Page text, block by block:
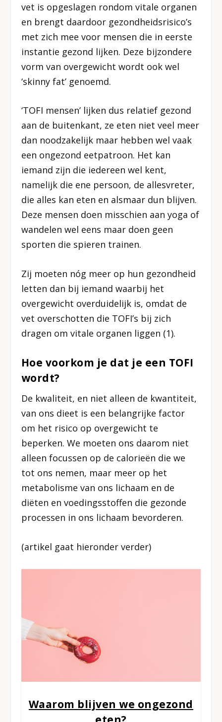
vet is opgeslagen rondom vitale organen
en brengt daardoor gezondheidsrisico’s
met zich mee voor mensen die in eerste
instantie gezond lijken. Deze bijzondere
vorm van overgewicht wordt ook wel
‘skinny fat’ genoemd.
‘TOFI mensen’ lijken dus relatief gezond
aan de buitenkant, ze eten niet veel meer
dan noodzakelijk maar hebben wel vaak
een ongezond eetpatroon. Het kan
iemand zijn die iedereen wel kent,
namelijk die ene persoon, de allesvreter,
die alles kan eten en alsmaar dun blijven.
Deze mensen doen misschien aan yoga of
wandelen wel eens maar doen geen
sporten die spieren trainen.
Zij moeten nóg meer op hun gezondheid
letten dan bij iemand waarbij het
overgewicht overduidelijk is, omdat de
vet overschotten die TOFI’s bij zich
dragen om vitale organen liggen (1).
Hoe voorkom je dat je een TOFI
wordt?
De kwaliteit, en niet alleen de kwantiteit,
van ons dieet is een belangrijke factor
om het risico op overgewicht te
beperken. We moeten ons daarom niet
alleen focussen op de calorieën die we
tot ons nemen, maar meer op het
metabolisme van ons lichaam en de
diëten en voedingsstoffen die gezonde
processen in ons lichaam bevorderen.
(artikel gaat hieronder verder)
Waarom blijven we ongezond